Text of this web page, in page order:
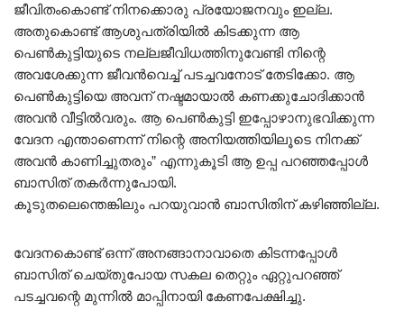
ജീവിതംകൊണ്ട് നിനക്കൊരു പ്രയോജനവും ഇല്ല.
അതുകൊണ്ട് ആശുപത്രിയിൽ കിടക്കുന്ന ആ
പെൺകുട്ടിയുടെ നല്ലജീവിധത്തിനുവേണ്ടി നിന്റെ
അവശേക്കുന്ന ജീവൻവെച്ച് പടച്ചവനോട് തേടിക്കോ. ആ
പെൺകുട്ടിയെ അവന് നഷ്ടമായാൽ കണക്കുചോദിക്കാൻ
അവൻ വീട്ടിൽവരും. ആ പെൺകുട്ടി ഇപ്പോഴാനുഭവിക്കുന്ന
വേദന എന്താണെന്ന് നിന്റെ അനിയത്തിയിലൂടെ നിനക്ക്
അവൻ കാണിച്ചുതരും” എന്നുകൂടി ആ ഉപ്പ പറഞ്ഞപ്പോൾ
ബാസിത് തകർന്നുപോയി.
കൂടുതലെന്തെങ്കിലും പറയുവാൻ ബാസിതിന് കഴിഞ്ഞില്ല.
വേദനകൊണ്ട് ഒന്ന് അനങ്ങാനാവാതെ കിടന്നപ്പോൾ
ബാസിത് ചെയ്തുപോയ സകല തെറ്റും ഏറ്റുപറഞ്ഞ്
പടച്ചവന്റെ മുന്നിൽ മാപ്പിനായി കേണപേക്ഷിച്ചു.